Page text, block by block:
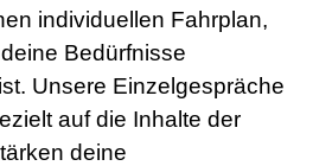
individuellen Fahrplan,
Bedürfnisse
Unsere Einzelgespräche
auf die Inhalte der
deine